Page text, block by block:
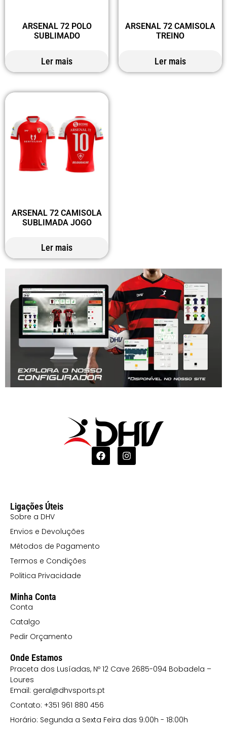
ARSENAL 72 POLO
SUBLIMADO
Ler mais
ARSENAL 72 CAMISOLA
TREINO
Ler mais
ARSENAL 72 CAMISOLA
SUBLIMADA JOGO
Ler mais
Ligações Úteis
Sobre a DHV
Envios e Devoluções
Métodos de Pagamento
Termos e Condições
Politica Privacidade
Minha Conta
Conta
Catalgo
Pedir Orçamento
Onde Estamos
Praceta dos Lusíadas, Nº 12 Cave 2685-094 Bobadela –
Loures
Email: geral@dhvsports.pt
Contato: +351 961 880 456
Horário: Segunda a Sexta Feira das 9:00h - 18:00h